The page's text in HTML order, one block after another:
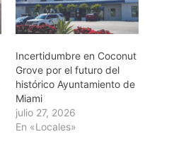
Incertidumbre en Coconut
Grove por el futuro del
histórico Ayuntamiento de
Miami
julio 27, 2026
En «Locales»